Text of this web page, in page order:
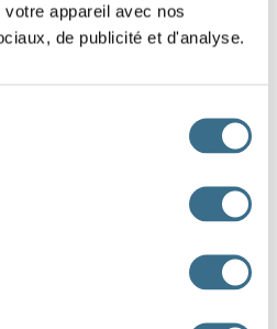
appareil avec nos
de publicité et d'analyse.
juste avant la chute.
toutes les chances offertes.